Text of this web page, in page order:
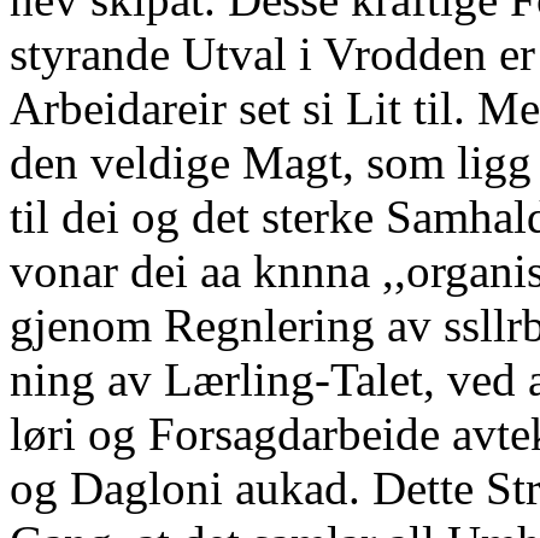
styrande Utval i Vrodden
Arbeidareir set si Lit til.
den veldige Magt, som
til dei og det sterke
vonar dei aa knnna
gjenom Regnlering av
ning av Lærling-Talet, ved
løri og Forsagdarbeide
og Dagloni aukad. Dette